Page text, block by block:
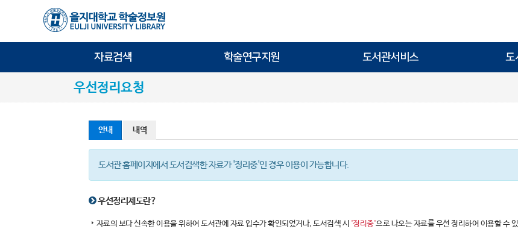
자료검색 학술연구지원 도서관서비스 도
우선정리요청
안내 내역
도서관 홈페이지에서 도서검색한 자료가 '정리중'인 경우 이용이 가능합니다.
우선정리제도란?
자료의 보다 신속한 이용을 위하여 도서관에 자료 입수가 확인되었거나, 도서검색 시 '정리중'으로 나오는 자료를 우선 정리하여 이용할 수